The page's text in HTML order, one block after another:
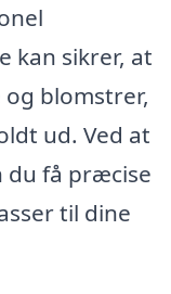
kan sikrer, at
blomstrer,
ud. Ved at
du få præcise
til dine